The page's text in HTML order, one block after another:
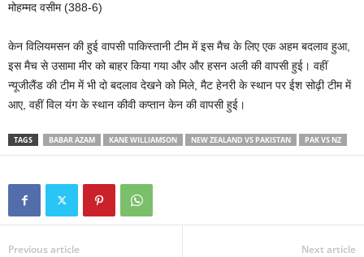
मोहम्मद वसीम (388-6)
केन व‍िल‍ियमसन की हुई वापसी पाकिस्तानी टीम में इस मैच के लिए एक अहम बदलाव हुआ,
इस मैच से उसामा मीर को बाहर किया गया और और हसन अली की वापसी हुई। वहीं
न्यूजीलैंड की टीम में भी दो बदलाव देखने को म‍िले, मैट हेनरी के स्थान पर ईश सोढ़ी टीम में
आए, वहीं विल यंग के स्थान कीवी कप्तान केन की वापसी हुई।
TAGS BABAR AZAM KANE WILLIAMSON NEW ZEALAND VS PAKISTAN PAK VS NZ
Previous article Next article